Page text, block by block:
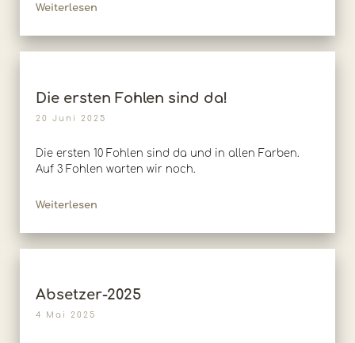
Weiterlesen
Die ersten Fohlen sind da!
20 Juni 2025
Die ersten 10 Fohlen sind da und in allen Farben.
Auf 3 Fohlen warten wir noch.
Weiterlesen
Absetzer-2025
4 Mai 2025